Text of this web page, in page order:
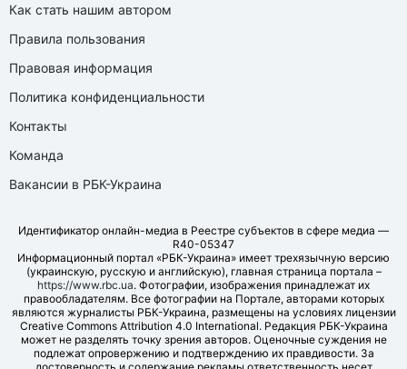
Как стать нашим автором
Правила пользования
Правовая информация
Политика конфиденциальности
Контакты
Команда
Вакансии в РБК-Украина
Идентификатор онлайн-медиа в Реестре субъектов в сфере медиа —
R40-05347
Информационный портал «РБК-Украина» имеет трехязычную версию
(украинскую, русскую и английскую), главная страница портала –
https://www.rbc.ua. Фотографии, изображения принадлежат их
правообладателям. Все фотографии на Портале, авторами которых
являются журналисты РБК-Украина, размещены на условиях лицензии
Creative Commons Attribution 4.0 International. Редакция РБК-Украина
может не разделять точку зрения авторов. Оценочные суждения не
подлежат опровержению и подтверждению их правдивости. За